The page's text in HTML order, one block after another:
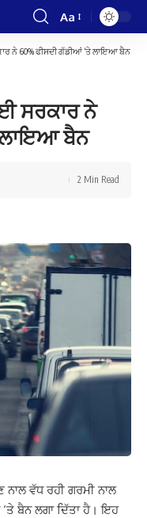
Font
Resizer
Aa
ਨੇ 60% ਫੀਸਦੀ ਗੱਡੀਆਂ ‘ਤੇ ਲਾਇਆ ਬੈਨ
ਸਰਕਾਰ ਨੇ
ਲਾਇਆ ਬੈਨ
2 Min Read
ਨਾਲ ਵੱਧ ਰਹੀ ਗਰਮੀ ਨਾਲ
ਬੈਨ ਲਗਾ ਦਿੱਤਾ ਹੈ। ਇਹ